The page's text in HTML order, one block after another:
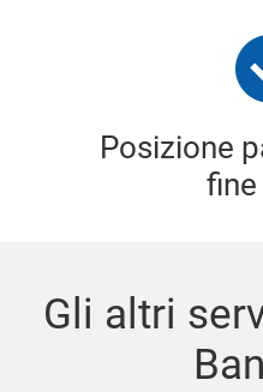
Posizione
fine
Gli altri